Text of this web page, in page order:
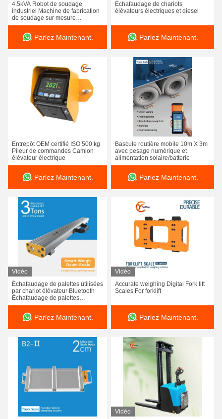
4.5kVA Robot de soudage
industriel Machine de fabrication
de soudage sur mesure
Robotique
Parlez Maintenant.
Échafaudage de chariots
élévateurs électriques et diesel
Parlez Maintenant.
Entrepôt OEM certifié ISO 500 kg
Pileur de commandes Camion
élévateur électrique
Parlez Maintenant.
Bascule routière mobile 10m X 3m
avec pesage numérique et
alimentation solaire/batterie
Parlez Maintenant.
Vidéo
Échafaudage de palettes utilisées
par chariot élévateur Bluetooth
Échafaudage de palettes
industriel automatique certifié en
aluminium
Parlez Maintenant.
Vidéo
Accurate weighing Digital Fork lift
Scales For forklift
Parlez Maintenant.
Vidéo